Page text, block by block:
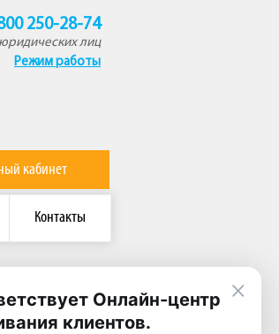
250-28-74
лиц
Режим работы
кабинет
Контакты
×
Онлайн-центр
клиентов.